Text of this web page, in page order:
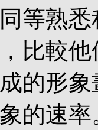
等熟悉
比較
的形象
的速